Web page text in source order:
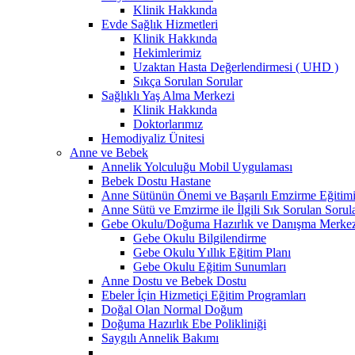
Klinik Hakkında
Evde Sağlık Hizmetleri
Klinik Hakkında
Hekimlerimiz
Uzaktan Hasta Değerlendirmesi ( UHD )
Sıkça Sorulan Sorular
Sağlıklı Yaş Alma Merkezi
Klinik Hakkında
Doktorlarımız
Hemodiyaliz Ünitesi
Anne ve Bebek
Annelik Yolculuğu Mobil Uygulaması
Bebek Dostu Hastane
Anne Sütünün Önemi ve Başarılı Emzirme Eğitimi
Anne Sütü ve Emzirme ile İlgili Sık Sorulan
Gebe Okulu/Doğuma Hazırlık ve Danışma
Gebe Okulu Bilgilendirme
Gebe Okulu Yıllık Eğitim Planı
Gebe Okulu Eğitim Sunumları
Anne Dostu ve Bebek Dostu
Ebeler İçin Hizmetiçi Eğitim Programları
Doğal Olan Normal Doğum
Doğuma Hazırlık Ebe Polikliniği
Saygılı Annelik Bakımı